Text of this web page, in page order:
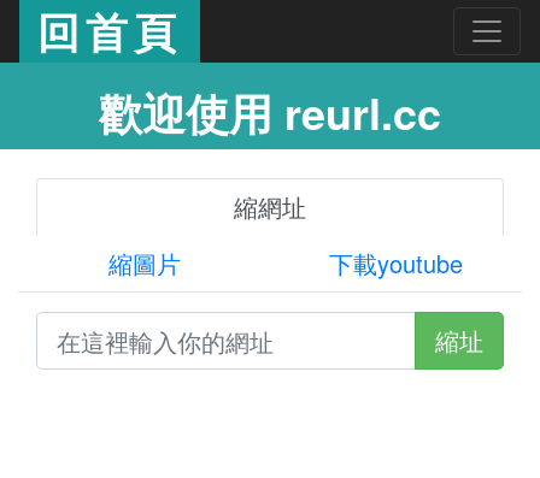
回首頁
歡迎使用 reurl.cc
縮網址
縮圖片
下載youtube
縮址